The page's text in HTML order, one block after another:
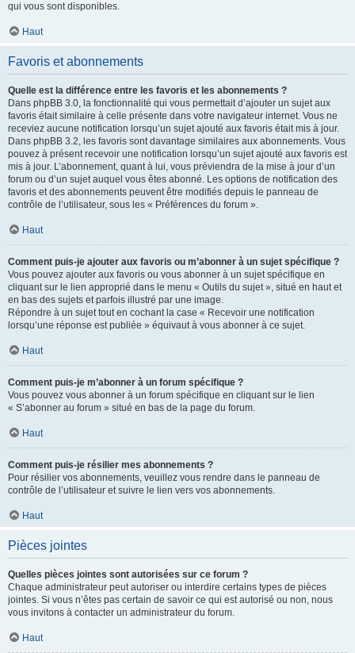
qui vous sont disponibles.
Haut
Favoris et abonnements
Quelle est la différence entre les favoris et les abonnements ?
Dans phpBB 3.0, la fonctionnalité qui vous permettait d’ajouter un sujet aux
favoris était similaire à celle présente dans votre navigateur internet. Vous ne
receviez aucune notification lorsqu’un sujet ajouté aux favoris était mis à jour.
Dans phpBB 3.2, les favoris sont davantage similaires aux abonnements. Vous
pouvez à présent recevoir une notification lorsqu’un sujet ajouté aux favoris est
mis à jour. L’abonnement, quant à lui, vous préviendra de la mise à jour d’un
forum ou d’un sujet auquel vous êtes abonné. Les options de notification des
favoris et des abonnements peuvent être modifiés depuis le panneau de
contrôle de l’utilisateur, sous les « Préférences du forum ».
Haut
Comment puis-je ajouter aux favoris ou m’abonner à un sujet spécifique ?
Vous pouvez ajouter aux favoris ou vous abonner à un sujet spécifique en
cliquant sur le lien approprié dans le menu « Outils du sujet », situé en haut et
en bas des sujets et parfois illustré par une image.
Répondre à un sujet tout en cochant la case « Recevoir une notification
lorsqu’une réponse est publiée » équivaut à vous abonner à ce sujet.
Haut
Comment puis-je m’abonner à un forum spécifique ?
Vous pouvez vous abonner à un forum spécifique en cliquant sur le lien
« S’abonner au forum » situé en bas de la page du forum.
Haut
Comment puis-je résilier mes abonnements ?
Pour résilier vos abonnements, veuillez vous rendre dans le panneau de
contrôle de l’utilisateur et suivre le lien vers vos abonnements.
Haut
Pièces jointes
Quelles pièces jointes sont autorisées sur ce forum ?
Chaque administrateur peut autoriser ou interdire certains types de pièces
jointes. Si vous n’êtes pas certain de savoir ce qui est autorisé ou non, nous
vous invitons à contacter un administrateur du forum.
Haut